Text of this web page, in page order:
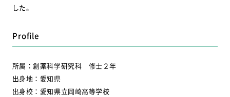
した。
Profile
所属：創薬科学研究科 修士２年
出身地：愛知県
出身校：愛知県立岡崎高等学校